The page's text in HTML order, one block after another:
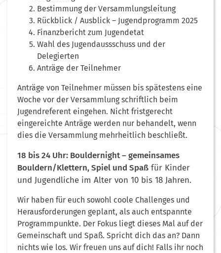
Bestimmung der Versammlungsleitung
Rückblick / Ausblick – Jugendprogramm 2025
Finanzbericht zum Jugendetat
Wahl des Jugendaussschuss und der
Delegierten
Anträge der Teilnehmer
Anträge von Teilnehmer müssen bis spätestens eine
Woche vor der Versammlung schriftlich beim
Jugendreferent eingehen. Nicht fristgerecht
eingereichte Anträge werden nur behandelt, wenn
dies die Versammlung mehrheitlich beschließt.
18 bis 24 Uhr: Bouldernight – gemeinsames
Bouldern/Klettern, Spiel und Spaß für Kinder
und Jugendliche im Alter von 10 bis 18 Jahren.
Wir haben für euch sowohl coole Challenges und
Herausforderungen geplant, als auch entspannte
Programmpunkte. Der Fokus liegt dieses Mal auf der
Gemeinschaft und Spaß. Spricht dich das an? Dann
nichts wie los. Wir freuen uns auf dich! Falls ihr noch